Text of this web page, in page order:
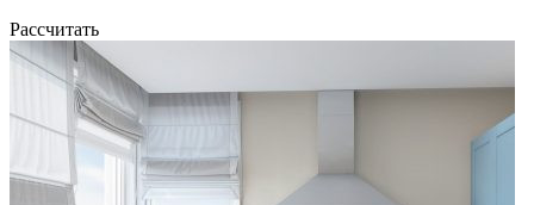
Рассчитать